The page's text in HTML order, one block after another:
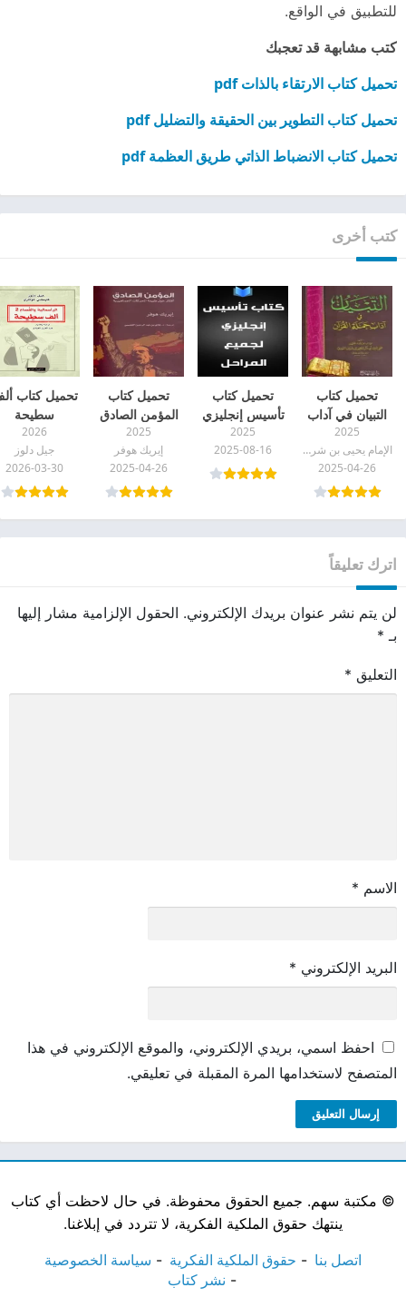
للتطبيق في الواقع.
كتب مشابهة قد تعجبك
تحميل كتاب الارتقاء بالذات pdf
تحميل كتاب التطوير بين الحقيقة والتضليل pdf
تحميل كتاب الانضباط الذاتي طريق العظمة pdf
كتب أخرى
تحميل كتاب
التبيان في آداب
حملة القرآن pdf
2025
الإمام يحيى بن شرف النووي
2025-04-26
تحميل كتاب
تأسيس إنجليزي
لجميع المراحل
pdf
2025
2025-08-16
تحميل كتاب
المؤمن الصادق
pdf
2025
إيريك هوفر
2025-04-26
تحميل كتاب
سطيحة
(الرأسمالية
والفصام 2) pdf
2026
جيل دلوز
2026-03-30
اترك تعليقاً
لن يتم نشر عنوان بريدك الإلكتروني. الحقول الإلزامية مشار إليها
بـ *
التعليق *
الاسم *
البريد الإلكتروني *
احفظ اسمي، بريدي الإلكتروني، والموقع الإلكتروني في هذا
المتصفح لاستخدامها المرة المقبلة في تعليقي.
© مكتبة سهم. جميع الحقوق محفوظة. في حال لاحظت أي كتاب
ينتهك حقوق الملكية الفكرية، لا تتردد في إبلاغنا.
اتصل بنا حقوق الملكية الفكرية
سياسة الخصوصية
نشر كتاب